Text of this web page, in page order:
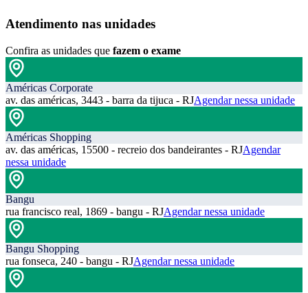
Atendimento nas unidades
Confira as unidades que fazem o exame
Américas Corporate
av. das américas, 3443 - barra da tijuca - RJAgendar nessa unidade
Américas Shopping
av. das américas, 15500 - recreio dos bandeirantes - RJAgendar
nessa unidade
Bangu
rua francisco real, 1869 - bangu - RJAgendar nessa unidade
Bangu Shopping
rua fonseca, 240 - bangu - RJAgendar nessa unidade